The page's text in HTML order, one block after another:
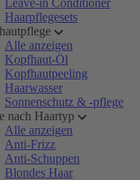
Leave-in Conditioner
Haarpflegesets
Alle anzeigen
Kopfhaut-Öl
Kopfhautpeeling
Haarwasser
Sonnenschutz & -pflege
nach Haartyp
Alle anzeigen
Anti-Frizz
Anti-Schuppen
Blondes Haar